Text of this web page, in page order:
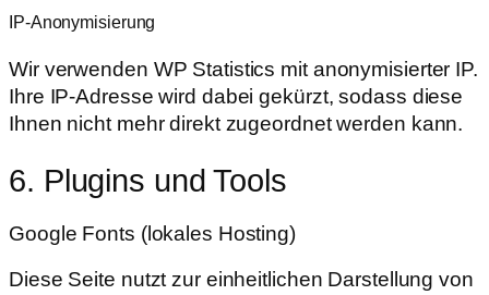
IP-Anonymisierung
Wir verwenden WP Statistics mit anonymisierter IP.
Ihre IP-Adresse wird dabei gekürzt, sodass diese
Ihnen nicht mehr direkt zugeordnet werden kann.
6. Plugins und Tools
Google Fonts (lokales Hosting)
Diese Seite nutzt zur einheitlichen Darstellung von